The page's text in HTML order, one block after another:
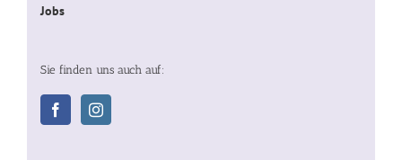
Jobs
Sie finden uns auch auf: